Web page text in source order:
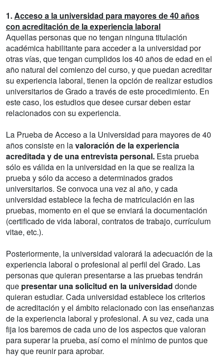
1. Acceso a la universidad para mayores de 40 años
con acreditación de la experiencia laboral
Aquellas personas que no tengan ninguna titulación
académica habilitante para acceder a la universidad por
otras vías, que tengan cumplidos los 40 años de edad en el
año natural del comienzo del curso, y que puedan acreditar
su experiencia laboral, tienen la opción de realizar estudios
universitarios de Grado a través de este procedimiento. En
este caso, los estudios que desee cursar deben estar
relacionados con su experiencia.
La Prueba de Acceso a la Universidad para mayores de 40
años consiste en lavaloración de la experiencia
acreditada y de una entrevista personal. Esta prueba
sólo es válida en la universidad en la que se realiza la
prueba y sólo da acceso a determinados grados
universitarios. Se convoca una vez al año, y cada
universidad establece la fecha de matriculación en las
pruebas, momento en el que se enviará la documentación
(certificado de vida laboral, contratos de trabajo, currículum
vitae, etc.).
Posteriormente, la universidad valorará la adecuación de la
experiencia laboral o profesional al perfil del Grado. Las
personas que quieran presentarse a las pruebas tendrán
que presentar una solicitud en la universidad donde
quieran estudiar. Cada universidad establece los criterios
de acreditación y el ámbito relacionado con las enseñanzas
de la experiencia laboral y profesional. A su vez, cada una
fija los baremos de cada uno de los aspectos que valoran
para superar la prueba, así como el mínimo de puntos que
hay que reunir para aprobar.